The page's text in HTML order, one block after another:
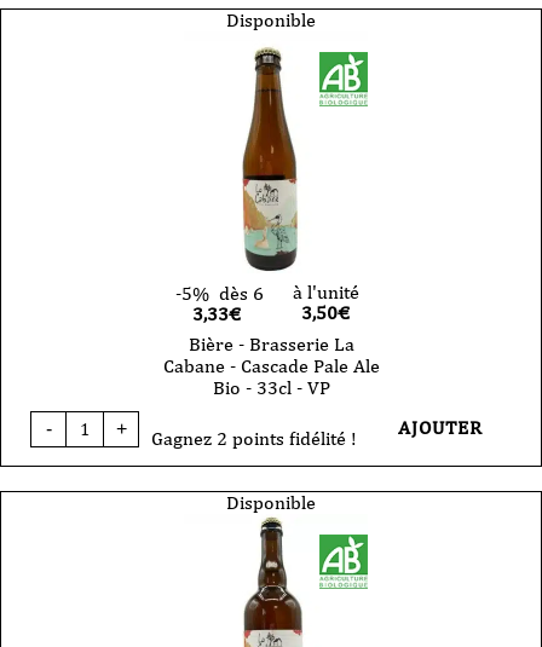
Brasserie
Disponible
-5% dès 6
3,33€
à l'unité
3,50€
Bière - Brasserie La
Cabane - Cascade Pale Ale
Bio - 33cl - VP
-
quantité
de
Brasserie
+ Gagnez 2 points fidélité ! AJOUTER
Disponible